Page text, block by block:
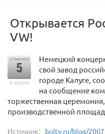
Открывается
VW!
отметили
5
в архиве
Немецкий
свой завод
городе Калуге,
на сообщение
торжественная
производственной
Источник: bolty.ru/blog/